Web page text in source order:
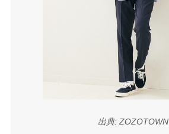
出典: ZOZOTOWN